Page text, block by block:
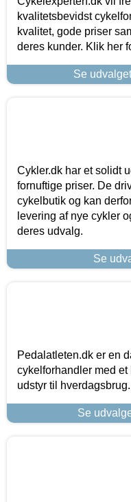
kvalitetsbevidst
kvalitet, gode priser
deres kunder. Klik her
Se
Cykler.dk har et solidt
fornuftige priser. De
cykelbutik og kan
levering af nye cykler
deres udvalg.
Se
Pedalatleten.dk er en
cykelforhandler med
udstyr til
Se